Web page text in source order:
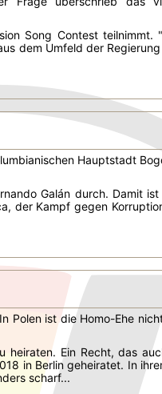
Song Contest
dem Umfeld der
Hauptstadt
Galán durch. Damit
der Kampf gegen
Polen ist die Homo-Ehe
Ein Recht, das
in Berlin geheiratet. In
scharf...